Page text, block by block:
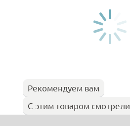
Рекомендуем вам
С этим товаром смотрели